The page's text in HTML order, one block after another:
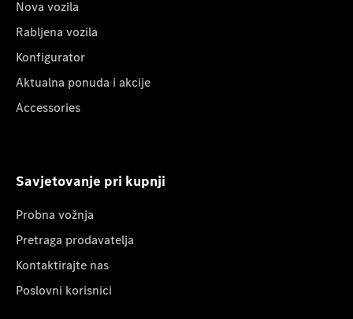
Nova vozila
Rabljena vozila
Konfigurator
Aktualna ponuda i akcije
Accessories
Savjetovanje pri kupnji
Probna vožnja
Pretraga prodavatelja
Kontaktirajte nas
Poslovni korisnici